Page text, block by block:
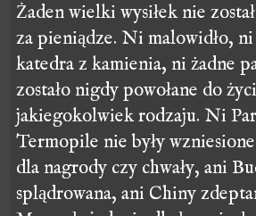
Żaden wielki wysiłek nie
za pieniądze. Ni malowidło,
katedra z kamienia, ni żadne
zostało nigdy powołane do
jakiegokolwiek rodzaju. Ni
Termopile nie były
dla nagrody czy chwały, ani
splądrowana, ani Chiny